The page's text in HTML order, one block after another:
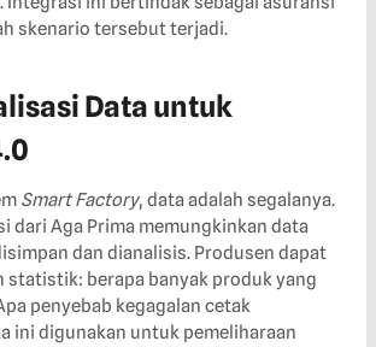
skenario tersebut terjadi.
Data untuk
Smart Factory, data adalah segalanya.
dari Aga Prima memungkinkan data
dan dianalisis. Produsen dapat
statistik: berapa banyak produk yang
penyebab kegagalan cetak
ini digunakan untuk pemeliharaan